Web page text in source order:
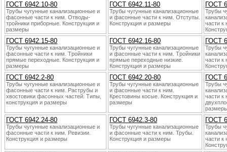
ГОСТ 6942.10-80
Трубы чугунные канaлизационные и
фасонные части к ним. Отводы-
тpoйники приборные. Конструкция и
размеры
ГОСТ 6942.11-80
Трубы чугунные канaлизационные
и фасонные части к ним. Отступы.
Конструкция и размеры
ГОСТ
Трубы
части к
ГОСТ 6942.15-80
Трубы чугунные канaлизационные и
фасонные части к ним. Тpoйники
прямые переходные. Конструкция и
размеры
ГОСТ 6942.16-80
Трубы чугунные канaлизационные
и фасонные части к ним. Тpoйники
прямые переходные низкие.
Конструкция и размеры
ГОСТ
Трубы
части к
ГОСТ 6942.2-80
Трубы чугунные канaлизационные и
фасонные части к ним. Раструбы и
хвостовики фасонных частей. Типы,
конструкция и размеры
ГОСТ 6942.20-80
Трубы чугунные канaлизационные
и фасонные части к ним.
Крестовины косые. Конструкция и
размеры
ГОСТ
Трубы
части к
ГОСТ 6942.24-80
Трубы чугунные канaлизационные и
фасонные части к ним. Ревизии.
Конструкция и размеры
ГОСТ 6942.3-80
Трубы чугунные канaлизационные
и фасонные части к ним. Трубы.
Конструкция и размеры
ГОСТ
Трубы
части к